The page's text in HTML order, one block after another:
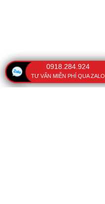
0918.284.924
TƯ VẤN MIỄN PHÍ QUA ZALO